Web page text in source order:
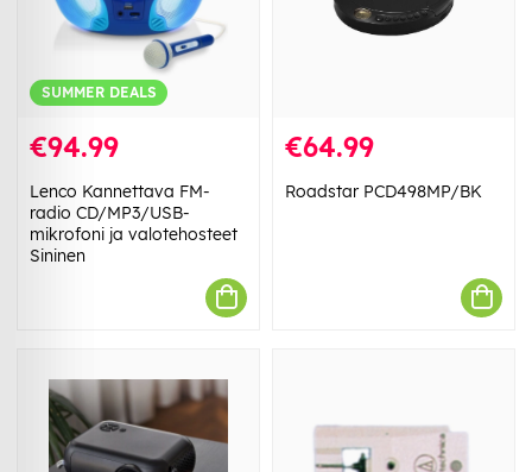
SUMMER DEALS
€94.99
Lenco Kannettava FM-
radio CD/MP3/USB-
mikrofoni ja valotehosteet
Sininen
€64.99
Roadstar PCD498MP/BK